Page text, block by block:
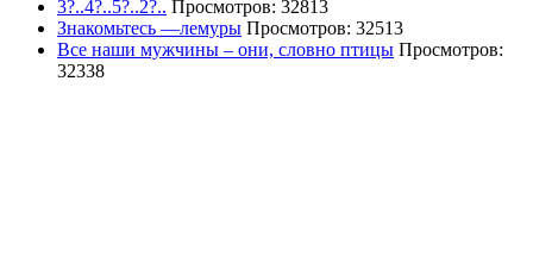
3?..4?..5?..2?.. Просмотров: 32813
Знакомьтесь —лемуры Просмотров: 32513
Все наши мужчины – они, словно птицы Просмотров:
32338